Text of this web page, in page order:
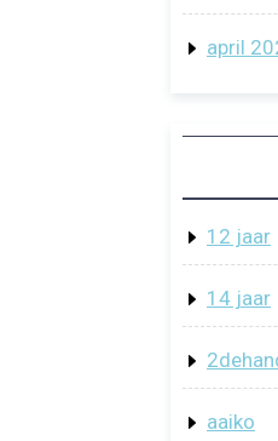
april
12 jaar
14 jaar
aaiko